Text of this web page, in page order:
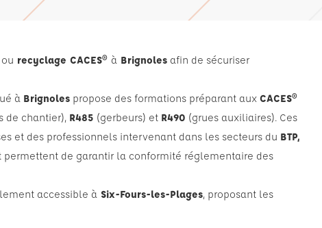
ou recyclage CACES® à Brignoles afin de sécuriser
à Brignoles propose des formations préparant aux CACES®
de chantier), R485 (gerbeurs) et R490 (grues auxiliaires). Ces
et des professionnels intervenant dans les secteurs du BTP,
permettent de garantir la conformité réglementaire des
accessible à Six-Fours-les-Plages, proposant les